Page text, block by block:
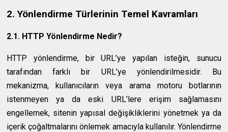
2. Yönlendirme Türlerinin Temel Kavramları
2.1. HTTP Yönlendirme Nedir?
HTTP yönlendirme, bir URL’ye yapılan isteğin, sunucu
tarafından farklı bir URL’ye yönlendirilmesidir. Bu
mekanizma, kullanıcıların veya arama motoru botlarının
istenmeyen ya da eski URL’lere erişim sağlamasını
engellemek, sitenin yapısal değişikliklerini yönetmek ya da
içerik çoğaltmalarını önlemek amacıyla kullanılır. Yönlendirme